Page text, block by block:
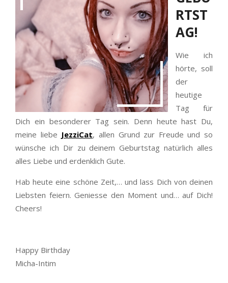
RTST
AG!
Wie ich
hörte, soll
der
heutige
Tag für
Dich ein besonderer Tag sein. Denn heute hast Du,
meine liebe JezziCat, allen Grund zur Freude und so
wünsche ich Dir zu deinem Geburtstag natürlich alles
alles Liebe und erdenklich Gute.
Hab heute eine schöne Zeit,… und lass Dich von deinen
Liebsten feiern. Geniesse den Moment und… auf Dich!
Cheers!
Happy Birthday
Micha-Intim